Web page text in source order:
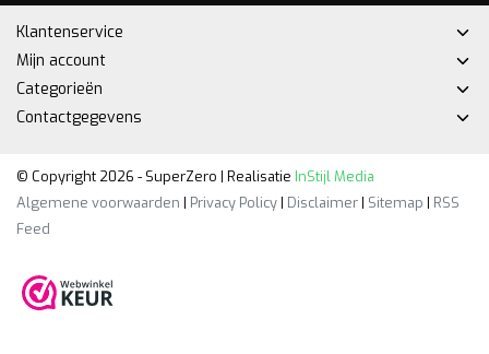
Klantenservice
Mijn account
Categorieën
Contactgegevens
© Copyright 2026 - SuperZero | Realisatie InStijl Media
Algemene voorwaarden | Privacy Policy| Disclaimer| Sitemap | RSS
Feed